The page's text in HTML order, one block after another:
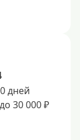
дней
30 000 ₽